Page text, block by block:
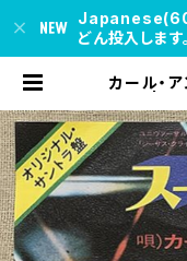
Japanese(60
どん投入します。
カール・